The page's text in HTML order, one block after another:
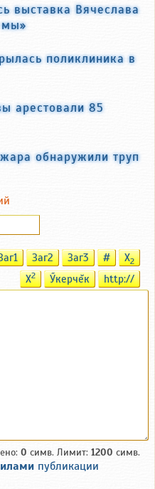
выставка Вячеслава
мы»
поликлиника в
арестовали 85
обнаружили труп
Заг2 Заг3 # X2
X2 Ӳкерчĕк http://
0 симв. Лимит: 1200 симв.
публикации